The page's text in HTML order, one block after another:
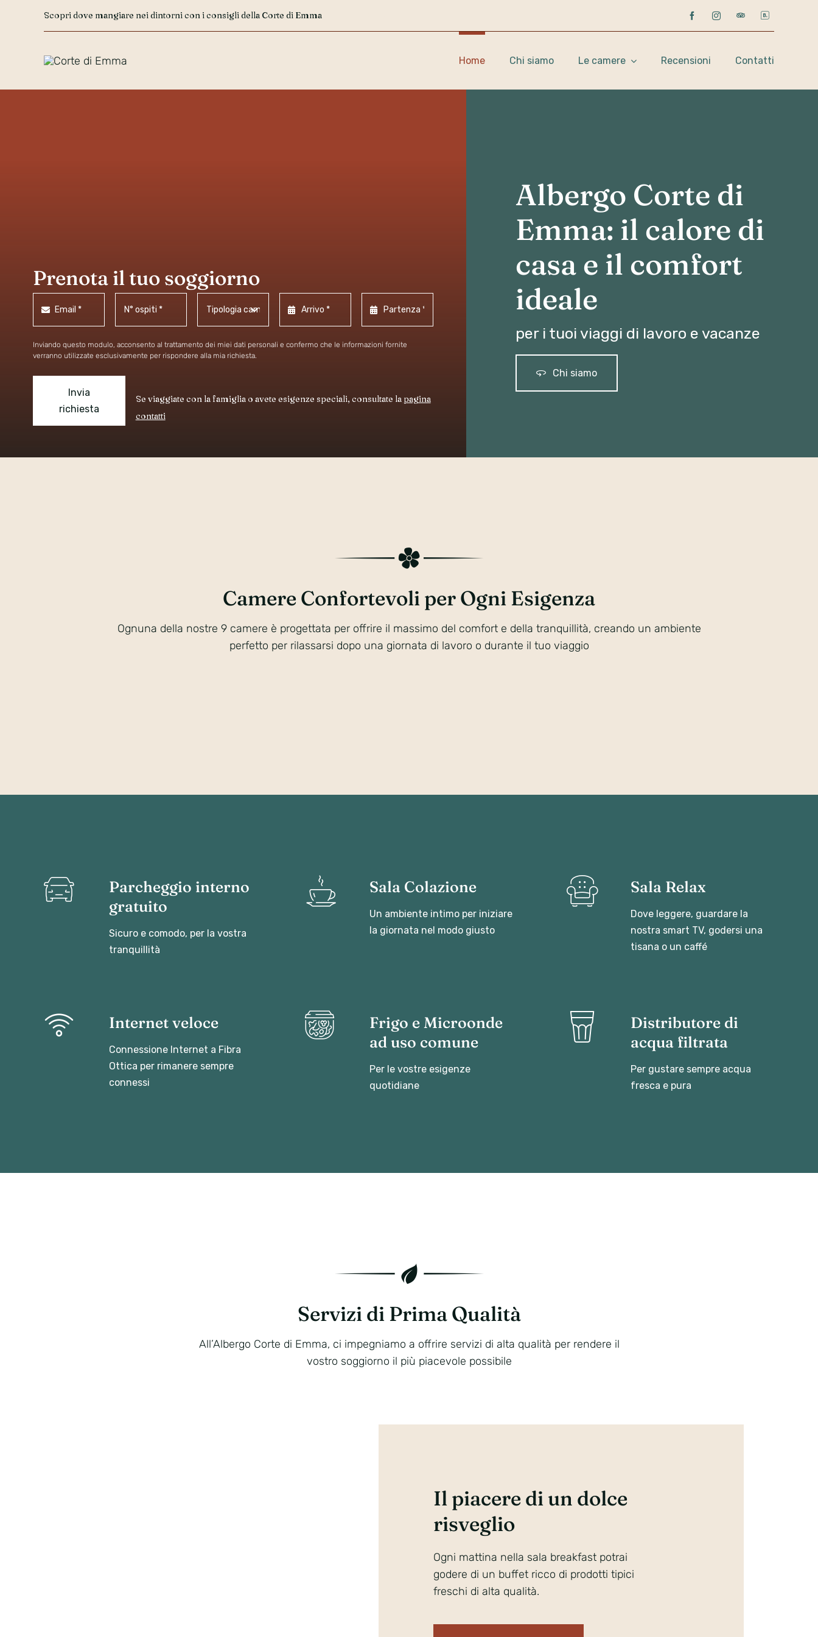
Scopri dove mangiare nei dintorni con i consigli della Corte di Emma
Home Chi siamo Le camere Recensioni Contatti
Prenota il tuo soggiorno
Inviando questo modulo, acconsento al trattamento dei miei dati personali e confermo che le informazioni fornite
verranno utilizzate esclusivamente per rispondere alla mia richiesta.
Invia
richiesta
Se viaggiate con la famiglia o avete esigenze speciali, consultate la pagina
contatti
Albergo Corte di
Emma: il calore di
casa e il comfort
ideale
per i tuoi viaggi di lavoro e vacanze
Chi siamo
Camere Confortevoli per Ogni Esigenza
Ognuna della nostre 9 camere è progettata per offrire il massimo del comfort e della tranquillità, creando un ambiente
perfetto per rilassarsi dopo una giornata di lavoro o durante il tuo viaggio
Parcheggio interno
gratuito
Sicuro e comodo, per la vostra
tranquillità
Sala Colazione
Un ambiente intimo per iniziare
la giornata nel modo giusto
Sala Relax
Dove leggere, guardare la
nostra smart TV, godersi una
tisana o un caffé
Internet veloce
Connessione Internet a Fibra
Ottica per rimanere sempre
connessi
Frigo e Microonde
ad uso comune
Per le vostre esigenze
quotidiane
Distributore di
acqua filtrata
Per gustare sempre acqua
fresca e pura
Servizi di Prima Qualità
All’Albergo Corte di Emma, ci impegniamo a offrire servizi di alta qualità per rendere il
vostro soggiorno il più piacevole possibile
Il piacere di un dolce
risveglio
Ogni mattina nella sala breakfast potrai
godere di un buffet ricco di prodotti tipici
freschi di alta qualità.